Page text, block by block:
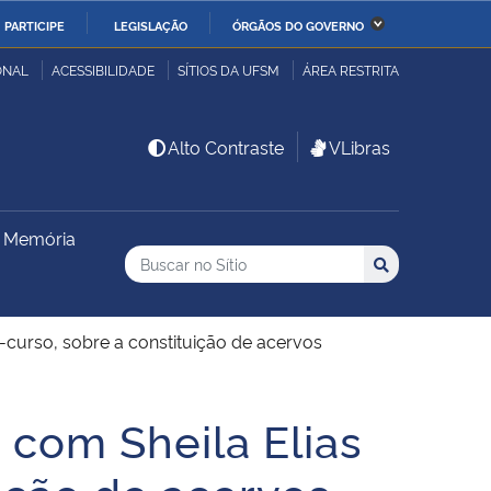
PARTICIPE LEGISLAÇÃO ÓRGÃOS DO GOVERNO
da Economia Ministério da Infraestrutura
Ministério da Ciência,
Tecnologia, Inovações e
ACESSIBILIDADE SÍTIOS DA UFSM ÁREA RESTRITA
Alto Contraste VLibras
Busca
Buscar no no Sítio
Busca: Buscar
sobre a constituição de acervos
Sheila Elias